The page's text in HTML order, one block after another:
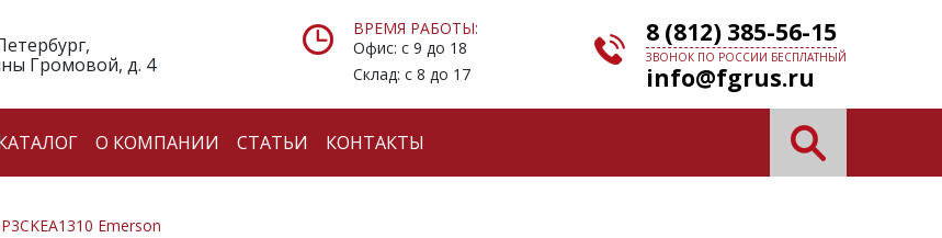
Громовой, д. 4
ВРЕМЯ РАБОТЫ:
Офис: с 9 до 18
Склад: с 8 до 17
8 (812) 385-56-15
ЗВОНОК ПО РОССИИ БЕСПЛАТНЫЙ
info@fgrus.ru
О КОМПАНИИ СТАТЬИ КОНТАКТЫ
Emerson